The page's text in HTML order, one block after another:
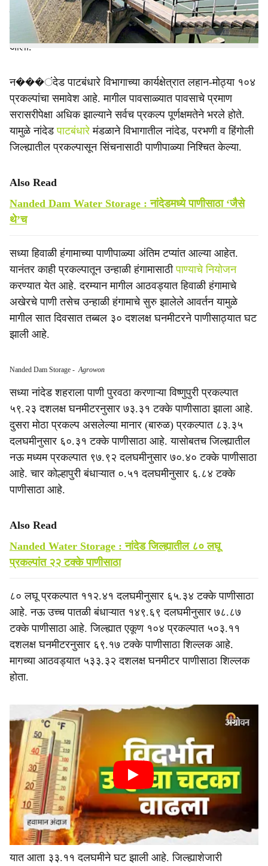
पातळीत घट होऊन सध्या ६९.१७ टक्क्यांनुसार ५०३.११ दलघमी
पाणीसाठा झाल्याची माहिती नांदेड पाटबंधारे विभागाकडून देण्यात
आली.
न���ंदेड पाटबंधारे विभागाच्या कार्यक्षेत्रात लहान-मोठ्या १०४
प्रकल्पांचा समावेश आहे. मागील पावसाळ्यात पावसाचे प्रमाण
सरासरीपेक्षा अधिक झाल्याने सर्वच प्रकल्प पूर्णक्षमतेने भरले होते.
यामुळे नांदेडपाटबंधारे मंडळाने विभागातील नांदेड, परभणी व हिंगोली
जिल्ह्यातील प्रकल्पासून सिंचनासाठी पाणीपाळ्या निश्‍चित केल्या.
Also Read
Nanded Dam Water Storage : नांदेडमध्ये पाणीसाठा ‘जैसे
थे’च
सध्या हिवाळी हंगामाच्या पाणीपाळ्या अंतिम टप्यांत आल्या आहेत.
यानंतर काही प्रकल्पातून उन्हाळी हंगामासाठीपाण्याचे नियोजन
करण्यात येत आहे. दरम्यान मागील आठवड्यात हिवाळी हंगामाचे
अखेरचे पाणी तसेच उन्हाळी हंगामाचे सुरु झालेले आवर्तन यामुळे
मागील सात दिवसात तब्बल ३० दशलक्ष घनमीटरने पाणीसाठ्यात घट
झाली आहे.
Nanded Dam Storage -Agrowon
सध्या नांदेड शहराला पाणी पुरवठा करणाऱ्या विष्णुपुरी प्रकल्पात
५९.२३ दशलक्ष घनमीटरनुसार ७३.३१ टक्के पाणीसाठा झाला आहे.
दुसरा मोठा प्रकल्प असलेल्या मानार (बारुळ) प्रकल्पात ८३.३५
दलघमीनुसार ६०.३१ टक्के पाणीसाठा आहे. यासोबतच जिल्ह्यातील
नऊ मध्यम प्रकल्पात ९७.९२ दलघमीनुसार ७०.४० टक्के पाणीसाठा
आहे. चार कोल्हापुरी बंधाऱ्यात ०.५१ दलघमीनुसार ६.८४ टक्के
पाणीसाठा आहे.
Also Read
Nanded Water Storage : नांदेड जिल्ह्यातील ८० लघू
प्रकल्पांत २२ टक्के पाणीसाठा
८० लघू प्रकल्पात ११२.४१ दलघमीनुसार ६५.३४ टक्के पाणीसाठा
आहे. नऊ उच्च पातळी बंधाऱ्यात १४९.६९ दलघमीनुसार ७८.८७
टक्के पाणीसाठा आहे. जिल्ह्यात एकूण १०४ प्रकल्पात ५०३.११
दशलक्ष घनमीटरनुसार ६९.१७ टक्के पाणीसाठा शिल्लक आहे.
मागच्या आठवड्यात ५३३.३२ दशलक्ष घनमीटर पाणीसाठा शिल्लक
होता.
यात आता ३३.११ दलघमीने घट झाली आहे. जिल्ह्याशेजारी